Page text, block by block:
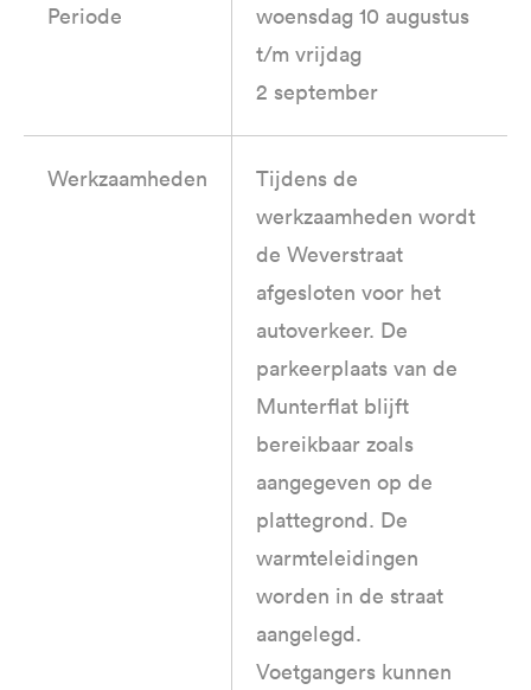
Periode
woensdag 10 augustus
t/m vrijdag
2 september
Werkzaamheden
Tijdens de
werkzaamheden wordt
de Weverstraat
afgesloten voor het
autoverkeer. De
parkeerplaats van de
Munterflat blijft
bereikbaar zoals
aangegeven op de
plattegrond. De
warmteleidingen
worden in de straat
aangelegd.
Voetgangers kunnen